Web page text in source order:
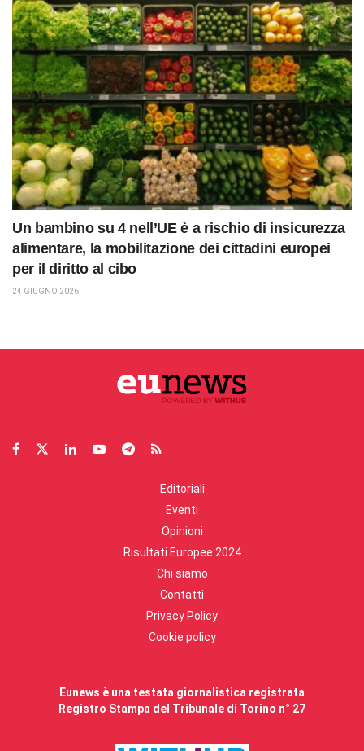
Un bambino su 4 nell’UE è a rischio di insicurezza
alimentare, la mobilitazione dei cittadini europei
per il diritto al cibo
24 GIUGNO 2026
Editoriali
Eventi
Opinioni
Risultati Europee 2024
Chi siamo
Contatti
Privacy Policy
Cookie policy
Eunews è una testata giornalistica registrata
Registro Stampa del Tribunale di Torino n° 27